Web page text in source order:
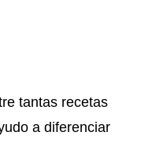
tantas recetas
a diferenciar